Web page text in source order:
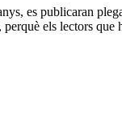
es publicaran
perquè els lectors que